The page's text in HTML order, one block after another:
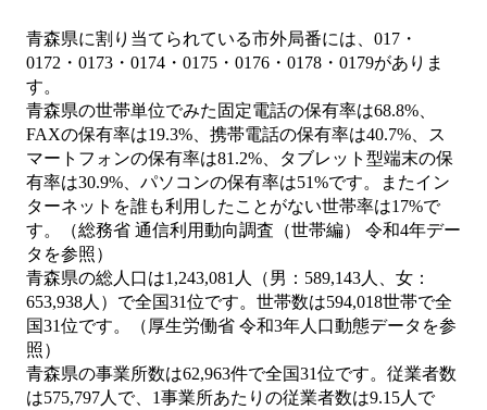
青森県に割り当てられている市外局番には、017・
0172・0173・0174・0175・0176・0178・0179がありま
す。
青森県の世帯単位でみた固定電話の保有率は68.8%、
FAXの保有率は19.3%、携帯電話の保有率は40.7%、ス
マートフォンの保有率は81.2%、タブレット型端末の保
有率は30.9%、パソコンの保有率は51%です。またイン
ターネットを誰も利用したことがない世帯率は17%で
す。（総務省 通信利用動向調査（世帯編） 令和4年デー
タを参照）
青森県の総人口は1,243,081人（男：589,143人、女：
653,938人）で全国31位です。世帯数は594,018世帯で全
国31位です。（厚生労働省 令和3年人口動態データを参
照）
青森県の事業所数は62,963件で全国31位です。従業者数
は575,797人で、1事業所あたりの従業者数は9.15人で